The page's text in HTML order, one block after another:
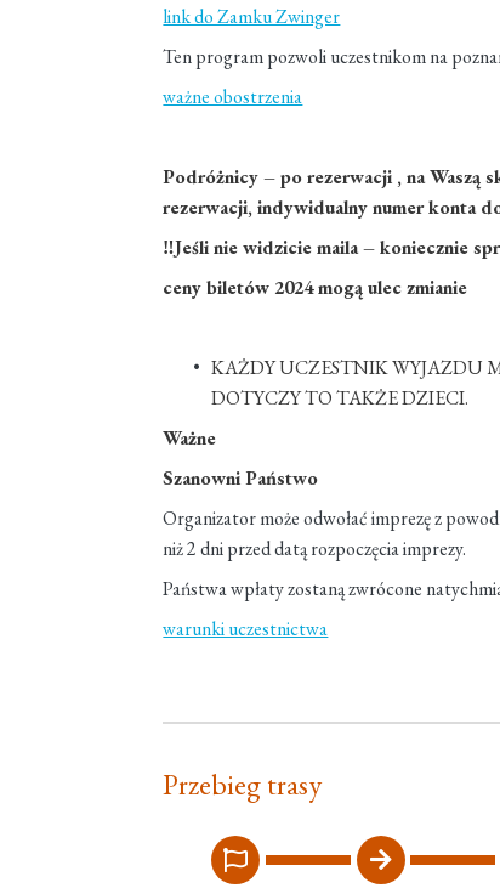
link do Zamku Zwinger
Ten program pozwoli uczestnikom na
ważne obostrzenia
Podróżnicy – po rezerwacji , na Waszą
rezerwacji, indywidualny numer konta
‼Jeśli nie widzicie maila – koniecznie
ceny biletów 2024 mogą ulec zmianie
KAŻDY UCZESTNIK WYJAZDU
DOTYCZY TO TAKŻE DZIECI.
Ważne
Szanowni Państwo
Organizator może odwołać imprezę z
niż 2 dni przed datą rozpoczęcia imprezy.
Państwa wpłaty zostaną zwrócone
warunki uczestnictwa
Przebieg trasy